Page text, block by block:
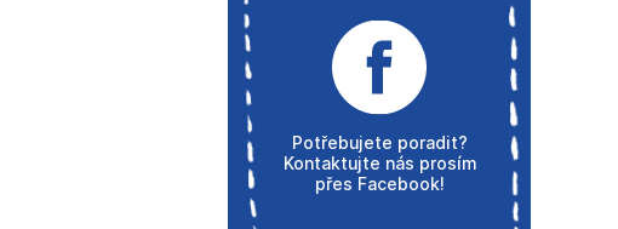
Potřebujete poradit?
Kontaktujte nás prosím
přes Facebook!